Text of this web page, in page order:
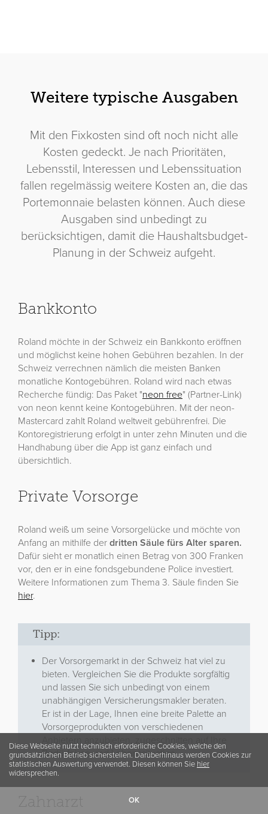
Weitere typische Ausgaben
Mit den Fixkosten sind oft noch nicht alle
Kosten gedeckt. Je nach Prioritäten,
Lebensstil, Interessen und Lebenssituation
fallen regelmässig weitere Kosten an, die das
Portemonnaie belasten können. Auch diese
Ausgaben sind unbedingt zu
berücksichtigen, damit die Haushaltsbudget-
Planung in der Schweiz aufgeht.
Bankkonto
Roland möchte in der Schweiz ein Bankkonto eröffnen
und möglichst keine hohen Gebühren bezahlen. In der
Schweiz verrechnen nämlich die meisten Banken
monatliche Kontogebühren. Roland wird nach etwas
Recherche fündig: Das Paket "neon free" (Partner-Link)
von neon kennt keine Kontogebühren. Mit der neon-
Mastercard zahlt Roland weltweit gebührenfrei. Die
Kontoregistrierung erfolgt in unter zehn Minuten und die
Handhabung über die App ist ganz einfach und
übersichtlich.
Private Vorsorge
Roland weiß um seine Vorsorgelücke und möchte von
Anfang an mithilfe der dritten Säule fürs Alter sparen.
Dafür sieht er monatlich einen Betrag von 300 Franken
vor, den er in eine fondsgebundene Police investiert.
Weitere Informationen zum Thema 3. Säule finden Sie
hier.
Tipp:
Der Vorsorgemarkt in der Schweiz hat viel zu
bieten. Vergleichen Sie die Produkte sorgfältig
und lassen Sie sich unbedingt von einem
unabhängigen Versicherungsmakler beraten.
Er ist in der Lage, Ihnen eine breite Palette an
Vorsorgeprodukten von verschiedenen
Anbietern anzubieten, zugeschnitten auf Ihre
Bedürfnisse und Lebenssituation.
Diese Webseite nutzt technisch erforderliche Cookies, welche den
grundsätzlichen Betrieb sicherstellen. Darüberhinaus werden Cookies zur
statistischen Auswertung verwendet. Diesen können Sie hier
widersprechen.
OK